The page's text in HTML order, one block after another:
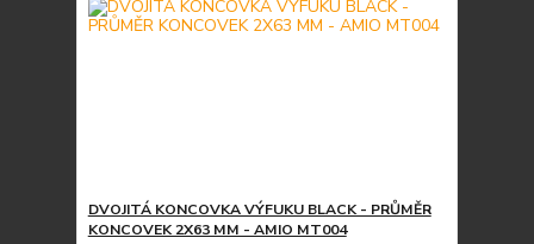
DVOJITÁ KONCOVKA VÝFUKU BLACK - PRŮMĚR
KONCOVEK 2X63 MM - AMIO MT004